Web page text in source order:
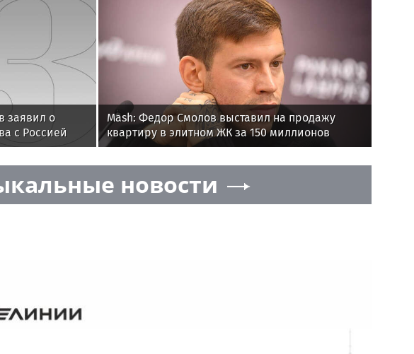
заявил о
с Россией
Mash: Федор Смолов выставил на продажу
квартиру в элитном ЖК за 150 миллионов
новости